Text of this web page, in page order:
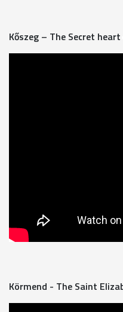
Kőszeg – The Secret
Körmend - The Saint